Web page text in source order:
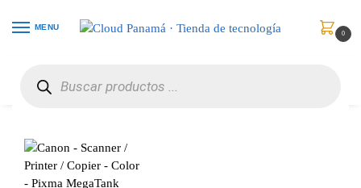
MENU
0